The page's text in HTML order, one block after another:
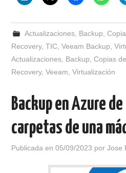
Actualizaciones, Backup
Recovery,TIC ,Veeam Backup ,
Actualizaciones Backup ,Copias
Recovery,Veeam ,Virtualización
Backup en Azure
carpetas de una
Publicada en05/09/2023 porJose